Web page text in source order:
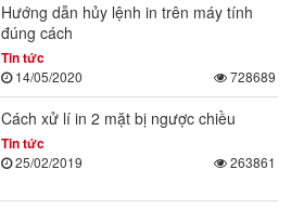
Hướng dẫn hủy lệnh in trên máy tính
đúng cách
Tin tức
14/05/2020 728689
Cách xử lí in 2 mặt bị ngược chiều
Tin tức
25/02/2019 263861